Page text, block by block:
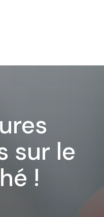
sur le
!